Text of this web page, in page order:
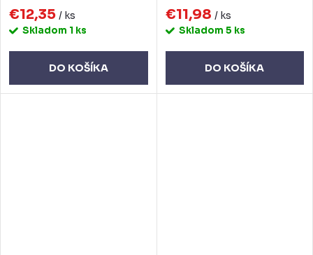
€12,35 / ks
Skladom 1 ks
DO KOŠÍKA
€11,98 / ks
Skladom 5 ks
DO KOŠÍKA